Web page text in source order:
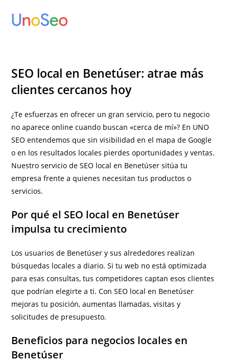
SEO local en Benetúser: atrae más
clientes cercanos hoy
¿Te esfuerzas en ofrecer un gran servicio, pero tu negocio
no aparece online cuando buscan «cerca de mí»? En UNO
SEO entendemos que sin visibilidad en el mapa de Google
o en los resultados locales pierdes oportunidades y ventas.
Nuestro servicio de SEO local en Benetúser sitúa tu
empresa frente a quienes necesitan tus productos o
servicios.
Por qué el SEO local en Benetúser
impulsa tu crecimiento
Los usuarios de Benetúser y sus alrededores realizan
búsquedas locales a diario. Si tu web no está optimizada
para esas consultas, tus competidores captan esos clientes
que podrían elegirte a ti. Con SEO local en Benetúser
mejoras tu posición, aumentas llamadas, visitas y
solicitudes de presupuesto.
Beneficios para negocios locales en
Benetúser